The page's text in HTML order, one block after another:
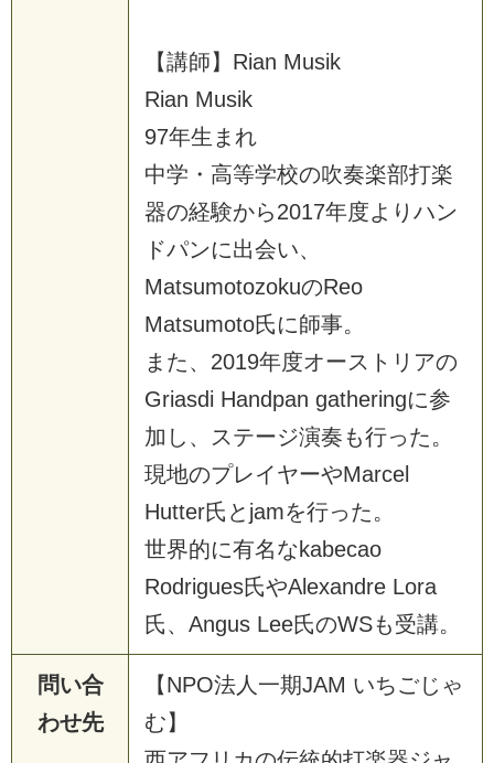
【講師】 Rian Musik
Rian Musik
97年生 ま れ
中学 ・ 高等学校の吹奏楽部打楽
器の経験から2017年度よ り ハン
ドパンに出会い、
MatsumotozokuのReo
Matsumoto氏に師事。
ま た、 2019年度オース ト リ アの
Griasdi Handpan gatheringに参
加 し 、 ステージ演奏も行った。
現地のプレイヤーやMarce
Hutter氏 と jamを行った。
世界的に有名なkabecao
Rodrigues氏やAexandre Lora
氏、 Angus Lee氏のWSも受講。
問い合
わせ先
【NPO法人 一期JAM いちごじ ゃ
む】